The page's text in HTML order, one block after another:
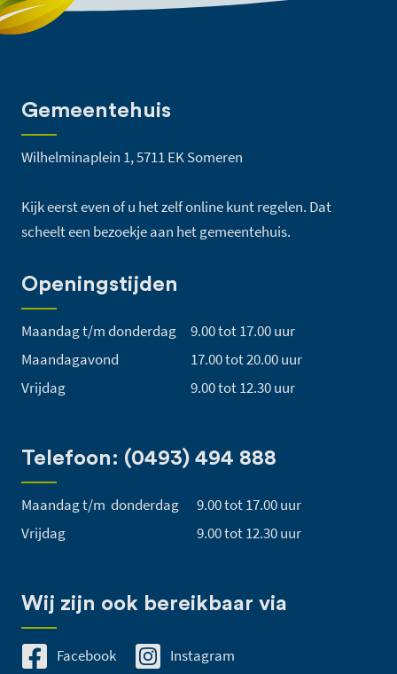
Gemeentehuis
Wilhelminaplein 1, 5711 EK Someren
Kijk eerst even of u het zelf online kunt regelen. Dat
scheelt een bezoekje aan het gemeentehuis.
Openingstijden
Maandag t/m donderdag
9.00 tot 17.00 uur
Maandagavond
17.00 tot 20.00 uur
Vrijdag
9.00 tot 12.30 uur
Telefoon: (0493) 494 888
Maandag t/m donderdag
9.00 tot 17.00 uur
Vrijdag
9.00 tot 12.30 uur
Wij zijn ook bereikbaar via
Facebook Instagram